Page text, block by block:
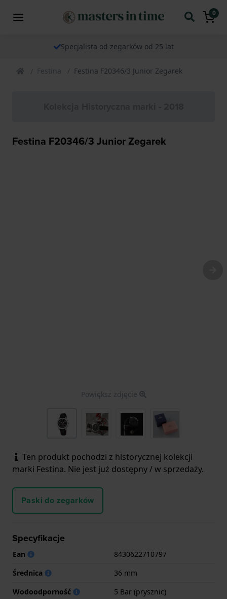
0
Specjalista od zegarków od 25 lat
Festina Festina F20346/3 Junior Zegarek
Festina F20346/3 Junior Zegarek
Powiększ zdjęcie
Ten produkt pochodzi z historycznej kolekcji
marki Festina. Nie jest już dostępny / w sprzedaży.
Paski do zegarków
Specyfikacje
Ean
8430622710797
Średnica
36 mm
Wodoodporność
5 Bar (prysznic)